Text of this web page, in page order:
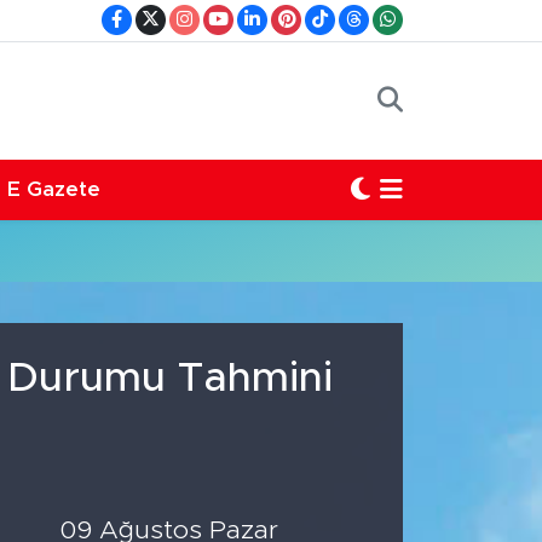
E Gazete
Durumu Tahmini
09 Ağustos Pazar